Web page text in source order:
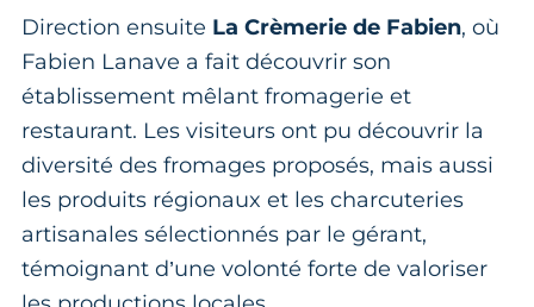
Direction ensuite La Crèmerie de Fabien, où
Fabien Lanave a fait découvrir son
établissement mêlant fromagerie et
restaurant. Les visiteurs ont pu découvrir la
diversité des fromages proposés, mais aussi
les produits régionaux et les charcuteries
artisanales sélectionnés par le gérant,
témoignant d’une volonté forte de valoriser